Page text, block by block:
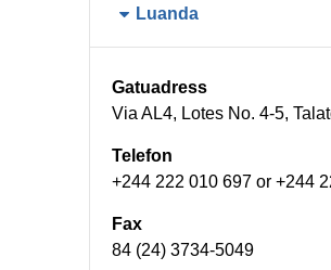
Luanda
Gatuadress
Via AL4, Lotes No. 4-5,
Telefon
+244 222 010 697 or +244
Fax
84 (24) 3734-5049